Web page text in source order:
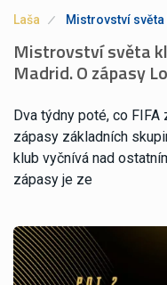
Laša Mistrovství světa
Mistrovství světa
Madrid. O zápasy
Dva týdny poté, co
zápasy základních
klub vyčnívá nad
zápasy je ze